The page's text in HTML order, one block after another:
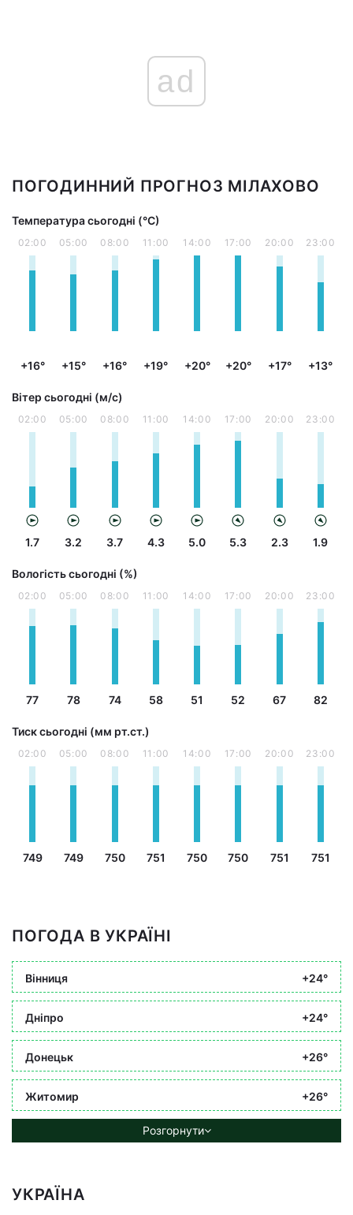
ad
ПОГОДИННИЙ ПРОГНОЗ МІЛАХОВО
Температура сьогодні (°С)
02:00
+16°
05:00
+15°
08:00
+16°
11:00
+19°
14:00
+20°
17:00
+20°
20:00
+17°
23:00
+13°
Вітер сьогодні (м/с)
02:00
1.7
05:00
3.2
08:00
3.7
11:00
4.3
14:00
5.0
17:00
5.3
20:00
2.3
23:00
1.9
Вологість сьогодні (%)
02:00
77
05:00
78
08:00
74
11:00
58
14:00
51
17:00
52
20:00
67
23:00
82
Тиск сьогодні (мм рт.ст.)
02:00
749
05:00
749
08:00
750
11:00
751
14:00
750
17:00
750
20:00
751
23:00
751
ПОГОДА В УКРАЇНІ
Вінниця +24°
Дніпро +24°
Донецьк +26°
Житомир +26°
Розгорнути
УКРАЇНА